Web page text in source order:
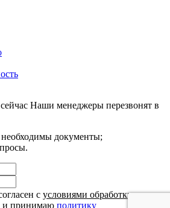
Наши менеджеры перезвонят в
необходимы документы;
с условиями обработки
и принимаю политику